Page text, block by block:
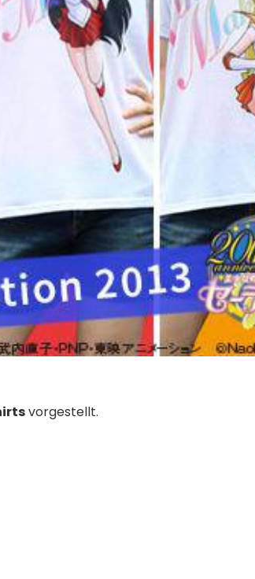
vorgestellt.